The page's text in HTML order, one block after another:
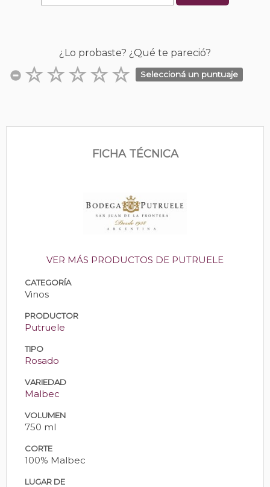
¿Lo probaste? ¿Qué te pareció?
Seleccioná un puntuaje
FICHA TÉCNICA
VER MÁS PRODUCTOS DE PUTRUELE
CATEGORÍA
Vinos
PRODUCTOR
Putruele
TIPO
Rosado
VARIEDAD
Malbec
VOLUMEN
750 ml
CORTE
100% Malbec
LUGAR DE